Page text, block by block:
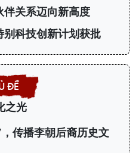
伴关系迈向新高度
别科技创新计划获批
之光
传播李朝后裔历史文